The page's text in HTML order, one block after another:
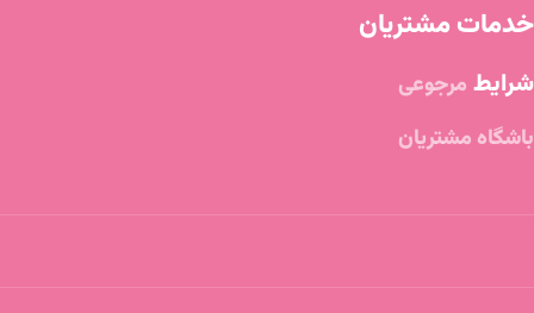
خدمات مشتریان
شرایط مرجوعی
باشگاه مشتریان